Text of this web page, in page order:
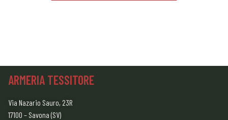
ARMERIA TESSITORE
Via Nazario Sauro, 23R
17100 – Savona (SV)